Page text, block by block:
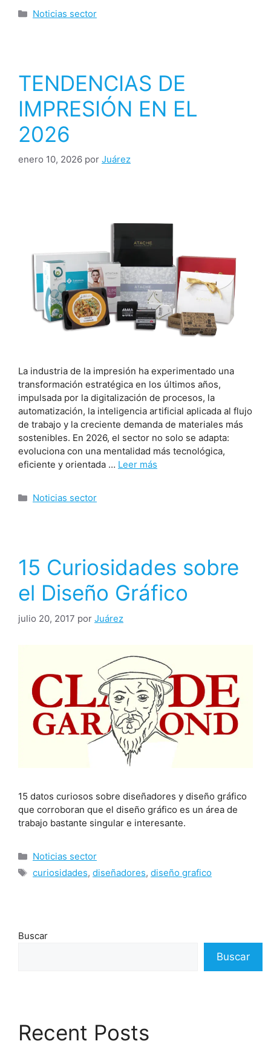
Noticias sector
TENDENCIAS DE
IMPRESIÓN EN EL
2026
enero 10, 2026 por Juárez
La industria de la impresión ha experimentado una
transformación estratégica en los últimos años,
impulsada por la digitalización de procesos, la
automatización, la inteligencia artificial aplicada al flujo
de trabajo y la creciente demanda de materiales más
sostenibles. En 2026, el sector no solo se adapta:
evoluciona con una mentalidad más tecnológica,
eficiente y orientada … Leer más
Noticias sector
15 Curiosidades sobre
el Diseño Gráfico
julio 20, 2017 por Juárez
15 datos curiosos sobre diseñadores y diseño gráfico
que corroboran que el diseño gráfico es un área de
trabajo bastante singular e interesante.
Noticias sector
curiosidades, diseñadores, diseño grafico
Buscar
Buscar
Recent Posts